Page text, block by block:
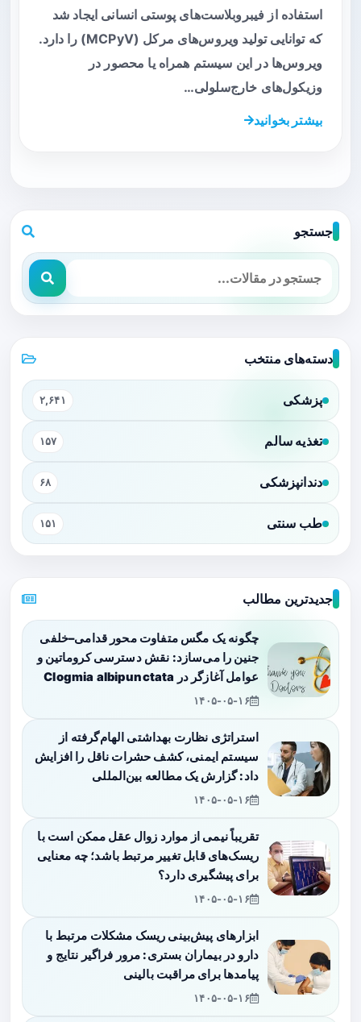
استفاده از فیبروبلاست‌های پوستی انسانی ایجاد شد
که توانایی تولید ویروس‌های مرکل (MCPyV) را دارد.
ویروس‌ها در این سیستم همراه یا محصور در
وزیکول‌های خارج‌سلولی…
بیشتر بخوانید
جستجو
دسته‌های منتخب
پزشکی ۲,۶۴۱
تغذیه سالم ۱۵۷
دندانپزشکی ۶۸
طب سنتی ۱۵۱
جدیدترین مطالب
چگونه یک مگس متفاوت محور قدامی–خلفی
جنین را می‌سازد: نقش دسترسی کروماتین و
عوامل آغازگر در Clogmia albipunctata
۱۴۰۵-۰۵-۱۶
استراتژی نظارت بهداشتی الهام‌گرفته از
سیستم ایمنی، کشف حشرات ناقل را افزایش
داد: گزارش یک مطالعه بین‌المللی
۱۴۰۵-۰۵-۱۶
تقریباً نیمی از موارد زوال عقل ممکن است با
ریسک‌های قابل تغییر مرتبط باشد؛ چه معنایی
برای پیشگیری دارد؟
۱۴۰۵-۰۵-۱۶
ابزارهای پیش‌بینی ریسک مشکلات مرتبط با
دارو در بیماران بستری: مرور فراگیر نتایج و
پیامدها برای مراقبت بالینی
۱۴۰۵-۰۵-۱۶